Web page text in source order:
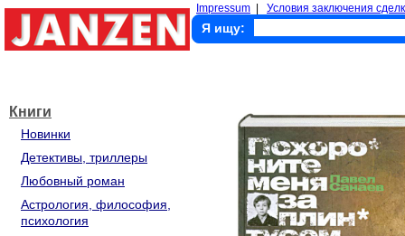
Impressum Условия заключения
Я ищу:
Книги
Новинки
Детективы, триллеры
Любовный роман
Астрология, философия,
психология